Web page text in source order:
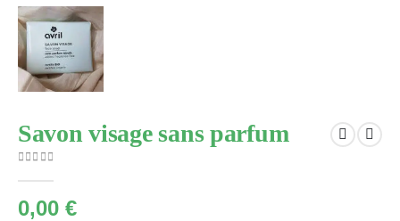
Savon visage sans parfum
0,00 €